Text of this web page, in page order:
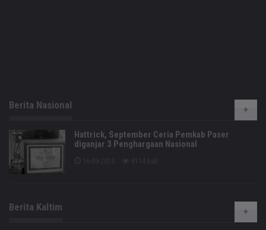
Berita Nasional
Hattrick, September Ceria Pemkab Paser
diganjar 3 Penghargaan Nasional
Berita Kaltim